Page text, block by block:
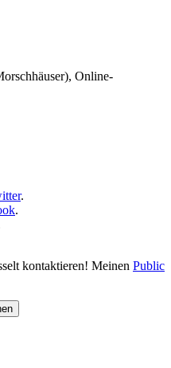
Online-
.
.
kontaktieren! Meinen Public